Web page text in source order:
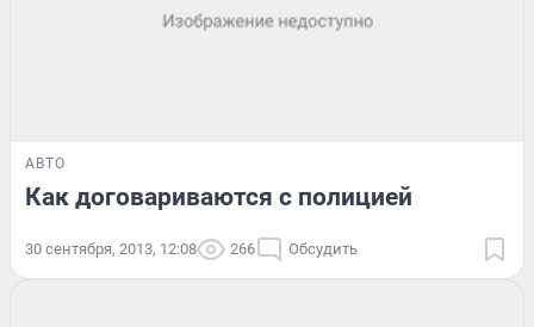
АВТО
Как договариваются с полицией
30 сентября, 2013, 12:08 266 Обсудить